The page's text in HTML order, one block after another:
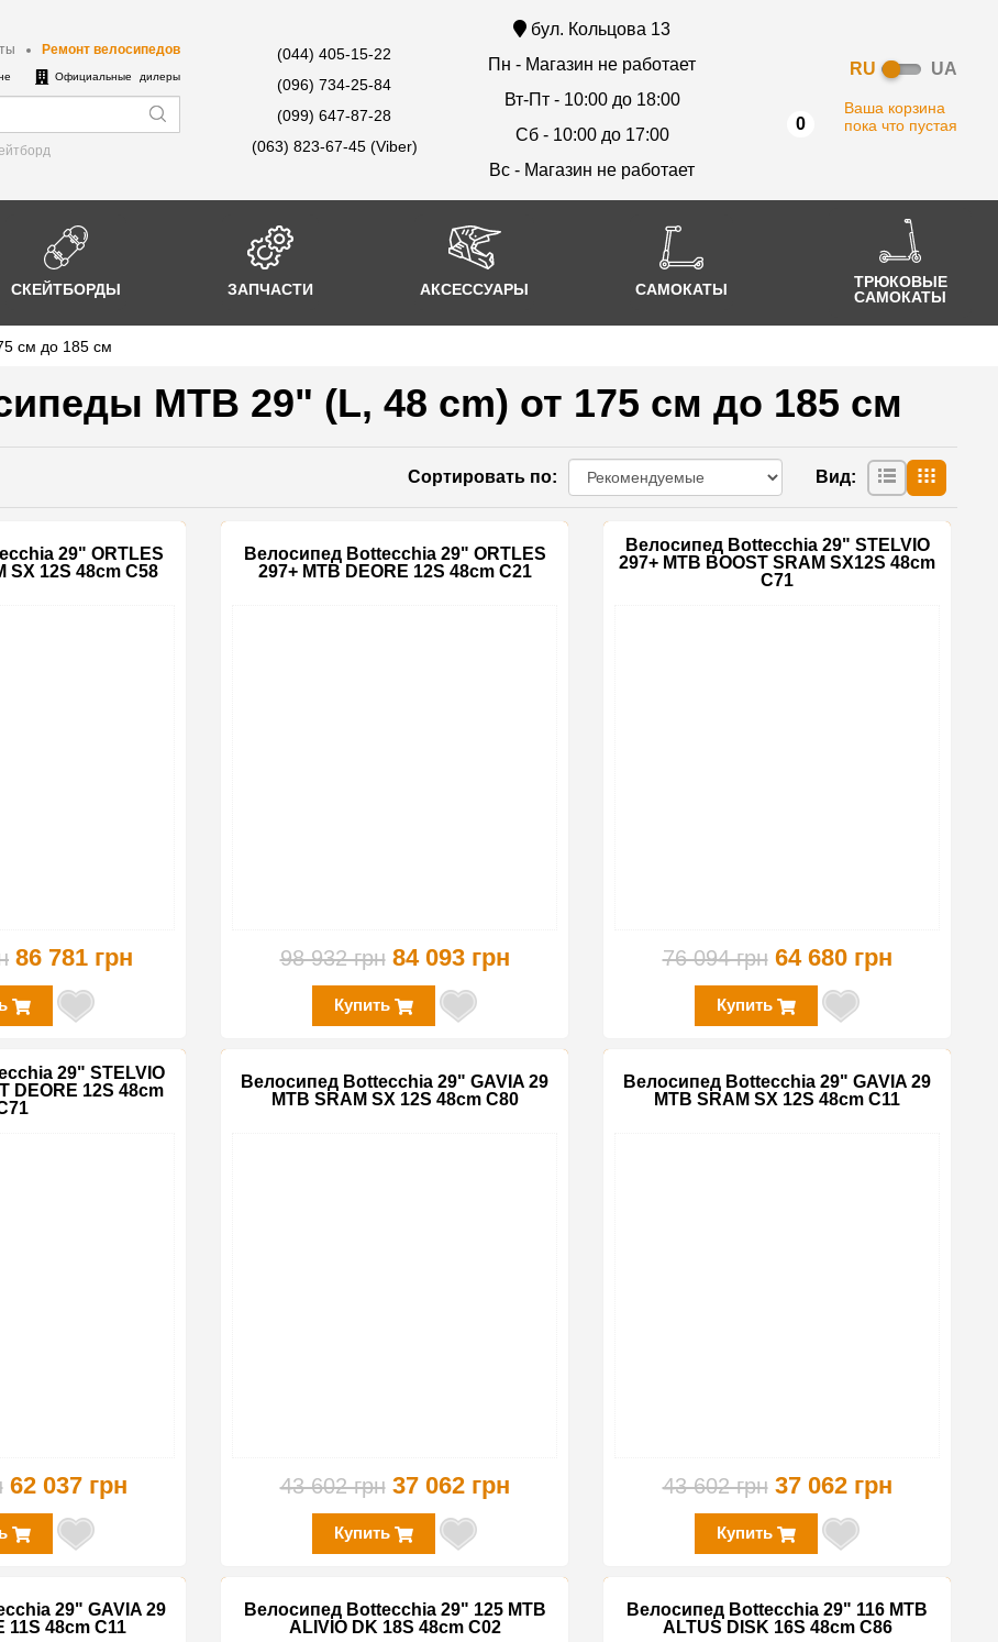
Ремонт велосипедов
Официальные дилеры
(044) 405-15-22
(096) 734-25-84
(099) 647-87-28
(063) 823-67-45 (Viber)
бул. Кольцова 13
Пн - Магазин не работает
Вт-Пт - 10:00 до 18:00
Сб - 10:00 до 17:00
Вс - Магазин не работает
RU UA
0
Ваша корзина
пока что пустая
СКЕЙТБОРДЫ ЗАПЧАСТИ АКСЕССУАРЫ САМОКАТЫ
ТРЮКОВЫЕ
САМОКАТЫ
см до 185 см
MTB 29" (L, 48 cm) от 175 см до 185 см
Сортировать по: Вид:
29" ORTLES
SX 12S 48cm C58
86 781 грн
Велосипед Bottecchia 29" ORTLES
297+ MTB DEORE 12S 48cm C21
98 932 грн 84 093 грн
Купить
Велосипед Bottecchia 29" STELVIO
297+ MTB BOOST SRAM SX12S 48cm
C71
76 094 грн 64 680 грн
Купить
29" STELVIO
DEORE 12S 48cm
62 037 грн
Велосипед Bottecchia 29" GAVIA 29
MTB SRAM SX 12S 48cm C80
43 602 грн 37 062 грн
Купить
Велосипед Bottecchia 29" GAVIA 29
MTB SRAM SX 12S 48cm C11
43 602 грн 37 062 грн
Купить
29" GAVIA 29
11S 48cm C11
Велосипед Bottecchia 29" 125 MTB
ALIVIO DK 18S 48cm C02
Велосипед Bottecchia 29" 116 MTB
ALTUS DISK 16S 48cm C86